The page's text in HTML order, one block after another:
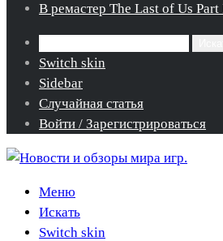
В ремастер The Last of Us
Switch skin
Sidebar
Случайная статья
Войти / Зарегистрироваться
Меню
Искать
Switch skin